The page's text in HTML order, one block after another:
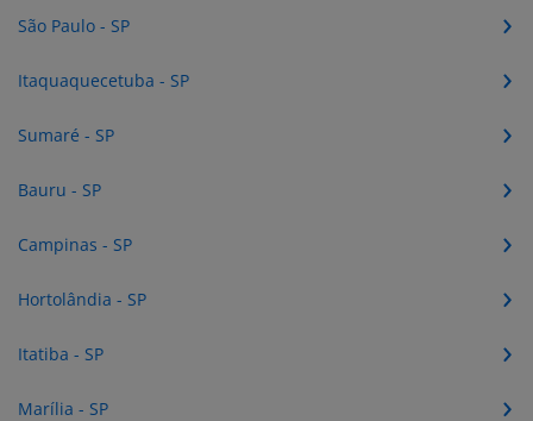
São Paulo - SP
Itaquaquecetuba - SP
Sumaré - SP
Bauru - SP
Campinas - SP
Hortolândia - SP
Itatiba - SP
Marília - SP